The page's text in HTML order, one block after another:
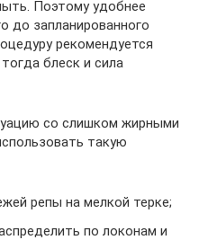
Поэтому удобнее
до запланированного
рекомендуется
блеск и сила
со слишком жирными
такую
репы на мелкой терке;
по локонам и